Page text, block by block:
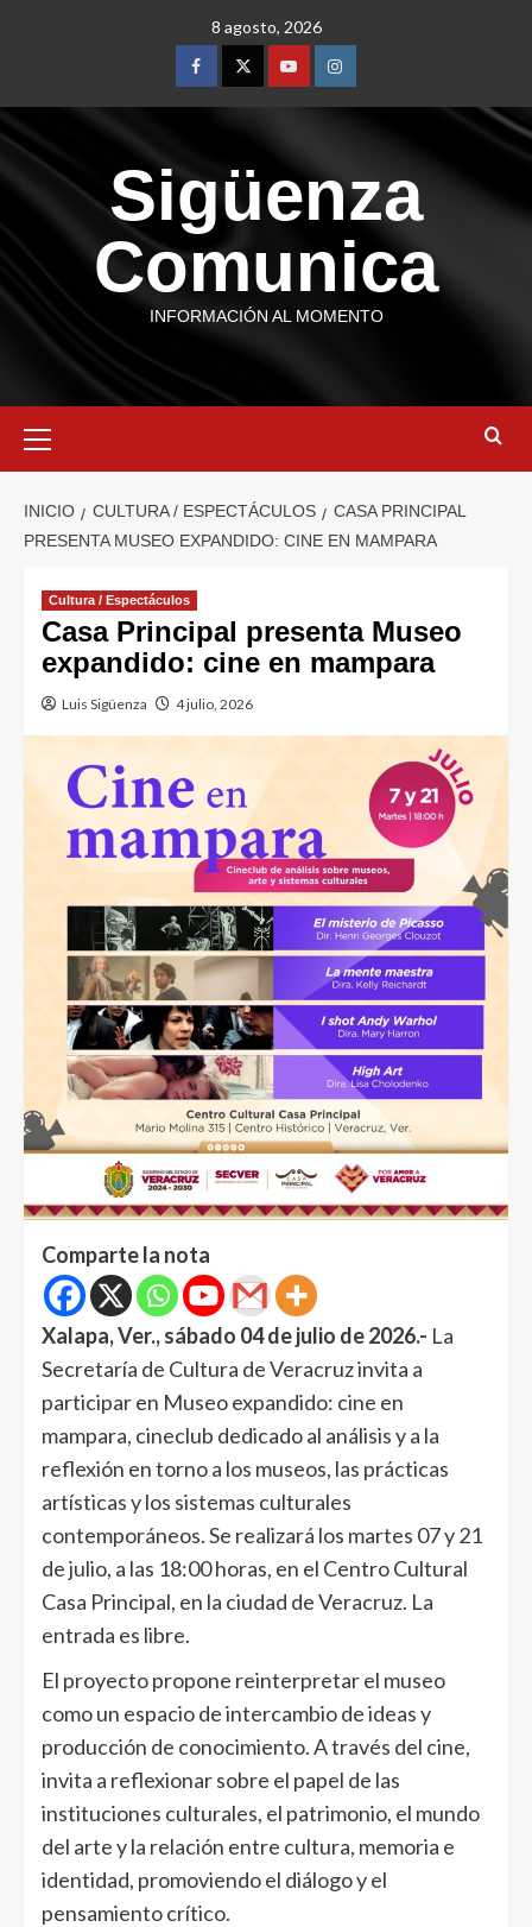
8 agosto, 2026
Sigüenza
Comunica
INFORMACIÓN AL MOMENTO
INICIO CULTURA / ESPECTÁCULOS
CASA PRINCIPAL
PRESENTA MUSEO EXPANDIDO: CINE EN MAMPARA
Cultura / Espectáculos
Casa Principal presenta Museo
expandido: cine en mampara
Luis Sigüenza 4 julio, 2026
Comparte la nota
Xalapa, Ver., sábado 04 de julio de 2026.- La
Secretaría de Cultura de Veracruz invita a
participar en Museo expandido: cine en
mampara, cineclub dedicado al análisis y a la
reflexión en torno a los museos, las prácticas
artísticas y los sistemas culturales
contemporáneos. Se realizará los martes 07 y 21
de julio, a las 18:00 horas, en el Centro Cultural
Casa Principal, en la ciudad de Veracruz. La
entrada es libre.
El proyecto propone reinterpretar el museo
como un espacio de intercambio de ideas y
producción de conocimiento. A través del cine,
invita a reflexionar sobre el papel de las
instituciones culturales, el patrimonio, el mundo
del arte y la relación entre cultura, memoria e
identidad, promoviendo el diálogo y el
pensamiento crítico.